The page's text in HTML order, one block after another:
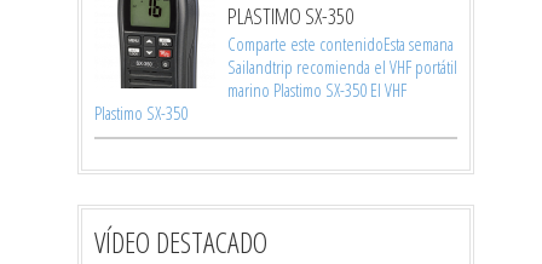
PLASTIMO SX-350
Comparte este contenidoEsta semana
Sailandtrip recomienda el VHF portátil
marino Plastimo SX-350 El VHF
Plastimo SX-350
VÍDEO DESTACADO